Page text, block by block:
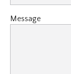
Message